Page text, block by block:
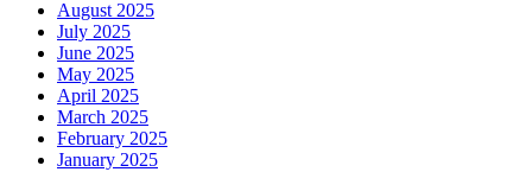
August 2025
July 2025
June 2025
May 2025
April 2025
March 2025
February 2025
January 2025